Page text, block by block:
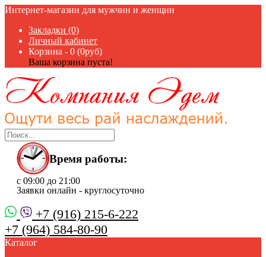
Интернет-магазин для мужчин и женщин
Закладки (0)
Личный кабинет
Корзина - 0 (0руб)
Ваша корзина пуста!
Время работы:
с 09:00 до 21:00
Заявки онлайн - круглосуточно
+7 (916) 215-6-222
+7 (964) 584-80-90
Каталог